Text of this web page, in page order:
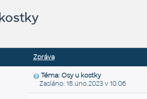
Zpráva
Téma: Osy u kostky
Zasláno: 18.úno.2023 v 10:06